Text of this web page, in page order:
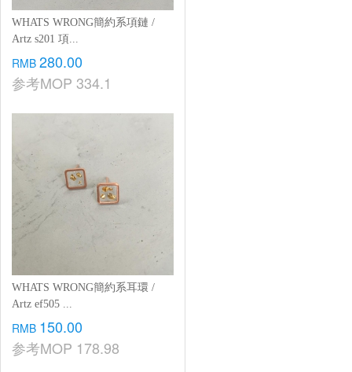
WHATS WRONG簡約系項鏈 /
Artz s201 項...
RMB 280.00
参考MOP 334.1
WHATS WRONG簡約系耳環 /
Artz ef505 ...
RMB 150.00
参考MOP 178.98